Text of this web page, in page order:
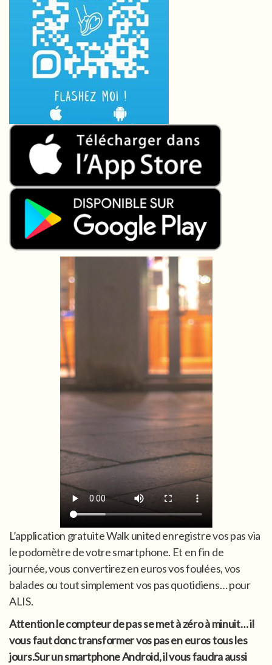
L’application gratuite Walk united enregistre vos pas via
le podomètre de votre smartphone. Et en fin de
journée, vous convertirez en euros vos foulées, vos
balades ou tout simplement vos pas quotidiens… pour
ALIS.
Attention le compteur de pas se met à zéro à minuit… il
vous faut donc transformer vos pas en euros tous les
jours.Sur un smartphone Android, il vous faudra aussi